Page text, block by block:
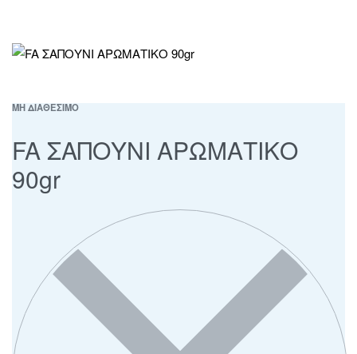
ΜΗ ΔΙΑΘΕΣΙΜΟ
FA ΣΑΠΟΥΝΙ ΑΡΩΜΑΤΙΚΟ
90gr